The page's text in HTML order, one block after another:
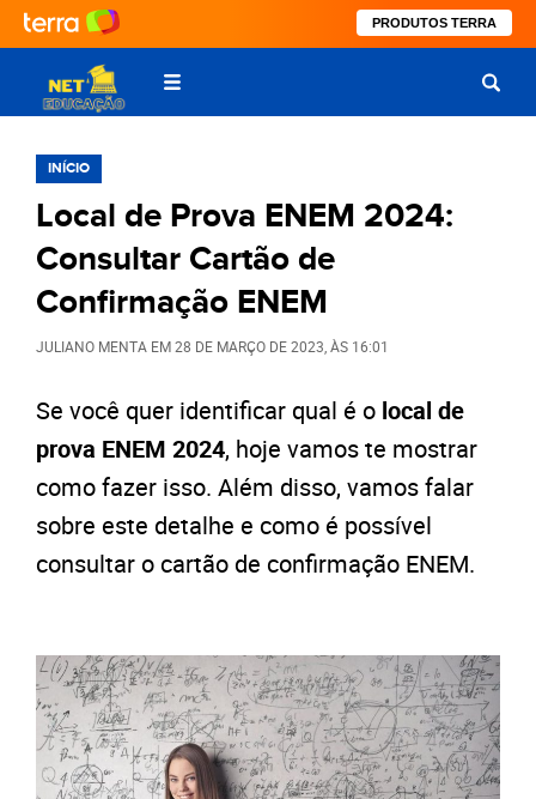
PRODUTOS TERRA
INÍCIO
Local de Prova ENEM 2024:
Consultar Cartão de
Confirmação ENEM
JULIANO MENTA EM28 DE MARÇO DE 2023 , ÀS 16:01
Se você quer identificar qual é o local de
prova ENEM 2024, hoje vamos te mostrar
como fazer isso. Além disso, vamos falar
sobre este detalhe e como é possível
consultar o cartão de confirmação ENEM.